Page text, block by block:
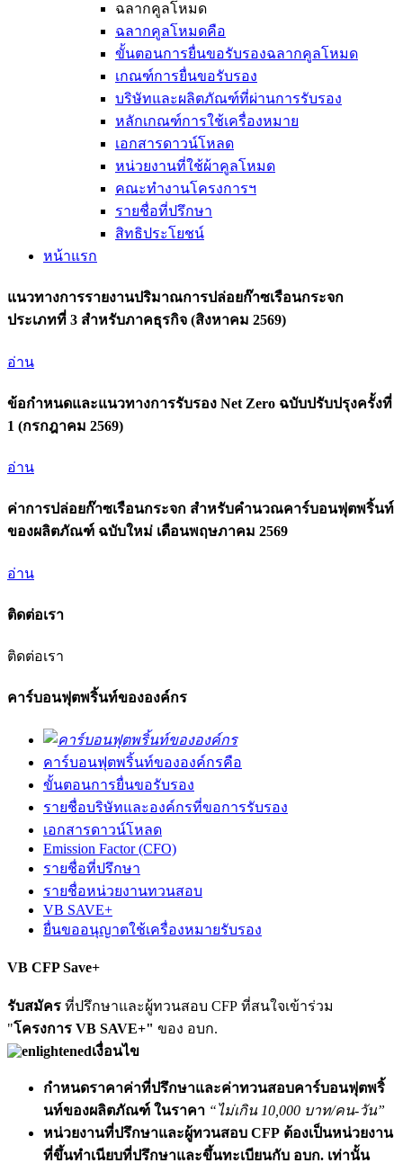
ฉลากคูลโหมด
ฉลากคูลโหมดคือ
ขั้นตอนการยื่นขอรับรองฉลากคูลโหมด
เกณฑ์การยื่นขอรับรอง
บริษัทและผลิตภัณฑ์ที่ผ่านการรับรอง
หลักเกณฑ์การใช้เครื่องหมาย
เอกสารดาวน์โหลด
หน่วยงานที่ใช้ผ้าคูลโหมด
คณะทำงานโครงการฯ
รายชื่อที่ปรึกษา
สิทธิประโยชน์
หน้าแรก
แนวทางการรายงานปริมาณการปล่อยก๊าซเรือนกระจก
ประเภทที่ 3 สำหรับภาคธุรกิจ (สิงหาคม 2569)
อ่าน
ข้อกำหนดและแนวทางการรับรอง Net Zero ฉบับปรับปรุงครั้งที่
1 (กรกฎาคม 2569)
อ่าน
ค่าการปล่อยก๊าซเรือนกระจก สำหรับคำนวณคาร์บอนฟุตพริ้นท์
ของผลิตภัณฑ์ ฉบับใหม่ เดือนพฤษภาคม 2569
อ่าน
ติดต่อเรา
ติดต่อเรา
คาร์บอนฟุตพริ้นท์ขององค์กร
คาร์บอนฟุตพริ้นท์ขององค์กรคือ
ขั้นตอนการยื่นขอรับรอง
รายชื่อบริษัทและองค์กรที่ขอการรับรอง
เอกสารดาวน์โหลด
Emission Factor (CFO)
รายชื่อที่ปรึกษา
รายชื่อหน่วยงานทวนสอบ
VB SAVE+
ยื่นขออนุญาตใช้เครื่องหมายรับรอง
VB CFP Save+
รับสมัคร ที่ปรึกษาและผู้ทวนสอบ CFP ที่สนใจเข้าร่วม
"โครงการ VB SAVE+" ของ อบก.
เงื่อนไข
กำหนดราคาค่าที่ปรึกษาและค่าทวนสอบคาร์บอนฟุตพริ้
นท์ของผลิตภัณฑ์ ในราคา “ไม่เกิน 10,000 บาท/คน-วัน”
หน่วยงานที่ปรึกษาและผู้ทวนสอบ CFP ต้องเป็นหน่วยงาน
ที่ขึ้นทำเนียบที่ปรึกษาและขึ้นทะเบียนกับ อบก. เท่านั้น